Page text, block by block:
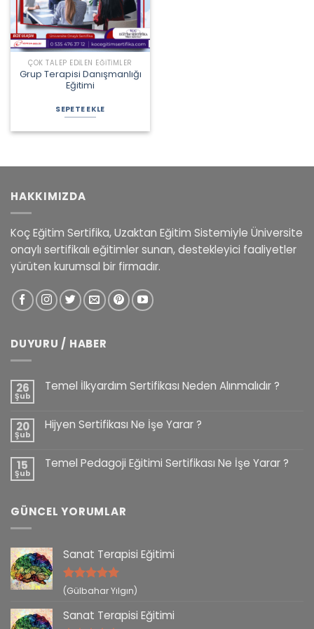
ÇOK TALEP EDILEN EĞITIMLER
Grup Terapisi Danışmanlığı
Eğitimi
fiyat:
3.300,00 ₺.
andaki
fiyat:
2.325,00 ₺.
SEPETE EKLE
HAKKIMIZDA
Koç Eğitim Sertifika, Uzaktan Eğitim Sistemiyle Üniversite
onaylı sertifikalı eğitimler sunan, destekleyici faaliyetler
yürüten kurumsal bir firmadır.
DUYURU / HABER
26
Şub
Temel İlkyardım Sertifikası Neden Alınmalıdır ?
20
Şub
Hijyen Sertifikası Ne İşe Yarar ?
15
Şub
Temel Pedagoji Eğitimi Sertifikası Ne İşe Yarar ?
GÜNCEL YORUMLAR
Sanat Terapisi Eğitimi
5 üzerinden
(Gülbahar Yılgın)
Sanat Terapisi Eğitimi